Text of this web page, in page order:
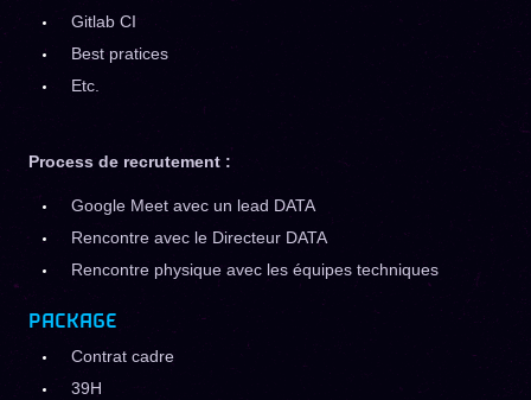
Gitlab CI
Best pratices
Etc.
Process de recrutement :
Google Meet avec un lead DATA
Rencontre avec le Directeur DATA
Rencontre physique avec les équipes techniques
PACKAGE
Contrat cadre
39H